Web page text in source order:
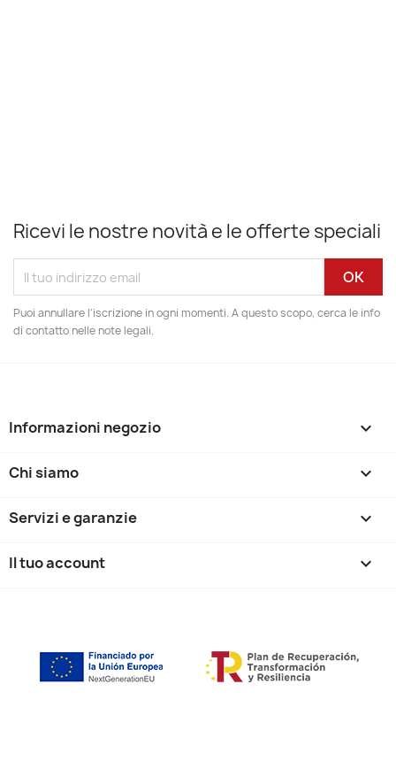
Ricevi le nostre novità e le offerte speciali
Puoi annullare l'iscrizione in ogni momenti. A questo scopo, cerca le info
di contatto nelle note legali.
Informazioni negozio keyboard_arrow_down
Chi siamo 
Servizi e garanzie 
Il tuo account 